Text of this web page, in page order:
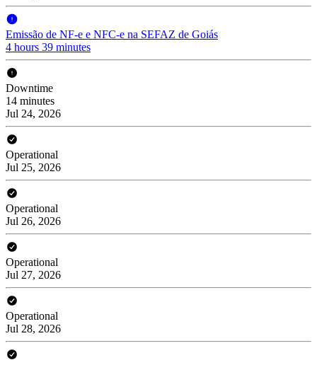
Emissão de NF-e e NFC-e na SEFAZ de Goiás
4 hours 39 minutes
Downtime
14 minutes
Jul 24, 2026
Operational
Jul 25, 2026
Operational
Jul 26, 2026
Operational
Jul 27, 2026
Operational
Jul 28, 2026